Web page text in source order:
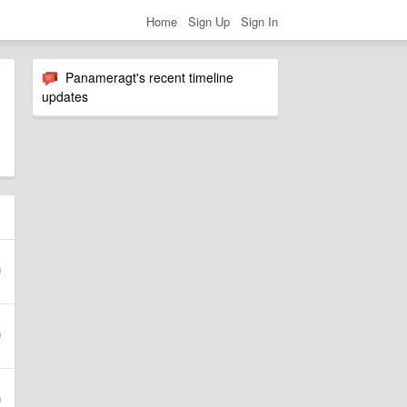
Home Sign Up Sign In
Panameragt's recent timeline
updates